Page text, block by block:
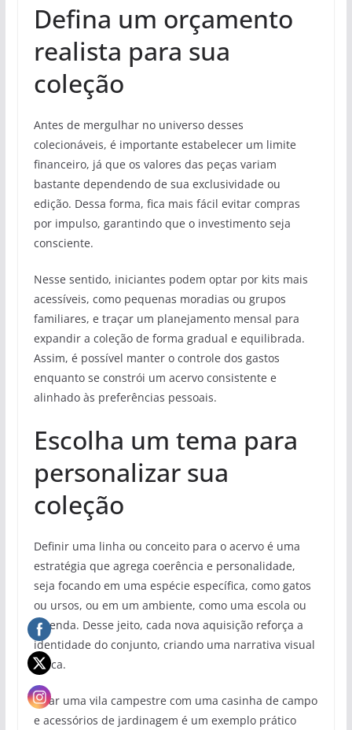
Defina um orçamento
realista para sua
coleção
Antes de mergulhar no universo desses
colecionáveis, é importante estabelecer um limite
financeiro, já que os valores das peças variam
bastante dependendo de sua exclusividade ou
edição. Dessa forma, fica mais fácil evitar compras
por impulso, garantindo que o investimento seja
consciente.
Nesse sentido, iniciantes podem optar por kits mais
acessíveis, como pequenas moradias ou grupos
familiares, e traçar um planejamento mensal para
expandir a coleção de forma gradual e equilibrada.
Assim, é possível manter o controle dos gastos
enquanto se constrói um acervo consistente e
alinhado às preferências pessoais.
Escolha um tema para
personalizar sua
coleção
Definir uma linha ou conceito para o acervo é uma
estratégia que agrega coerência e personalidade,
seja focando em uma espécie específica, como gatos
ou ursos, ou em um ambiente, como uma escola ou
fazenda. Desse jeito, cada nova aquisição reforça a
identidade do conjunto, criando uma narrativa visual
única.
Criar uma vila campestre com uma casinha de campo
e acessórios de jardinagem é um exemplo prático